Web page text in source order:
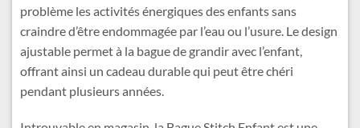
problème les activités énergiques des enfants sans
craindre d’être endommagée par l’eau ou l’usure. Le design
ajustable permet à la bague de grandir avec l’enfant,
offrant ainsi un cadeau durable qui peut être chéri
pendant plusieurs années.